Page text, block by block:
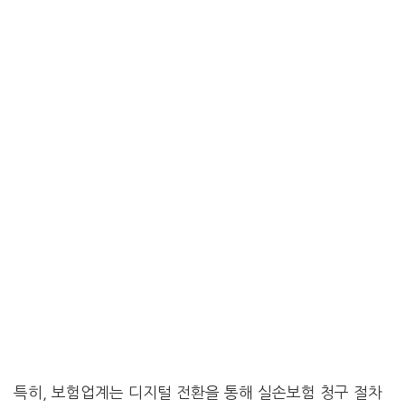
특히, 보험업계는 디지털 전환을 통해 실손보험 청구 절차